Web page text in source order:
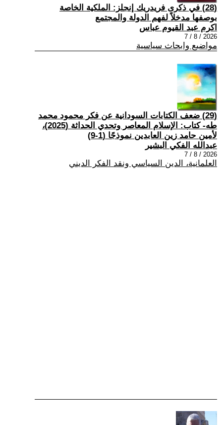
(28) في ذكرى فريدريك إنجلز: الملكية الخاصة
بوصفها مدخلاً لفهم الدولة والمجتمع
اكرم عبد القيوم عباس
2026 / 8 / 7
مواضيع وابحاث سياسية
(29) ضعف الكتابات السودانية عن فكر محمود محمد
طه- كتاب: الإسلام المعاصر وتحدي الحداثة (2025)،
لأمين حامد زين العابدين نموذجًا (1-9)
عبدالله الفكي البشير
2026 / 8 / 7
العلمانية، الدين السياسي ونقد الفكر الديني